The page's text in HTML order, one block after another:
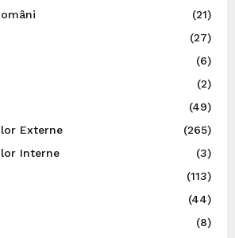
(21)
(27)
(6)
(2)
(49)
Externe
(265)
Interne
(3)
(113)
(44)
(8)